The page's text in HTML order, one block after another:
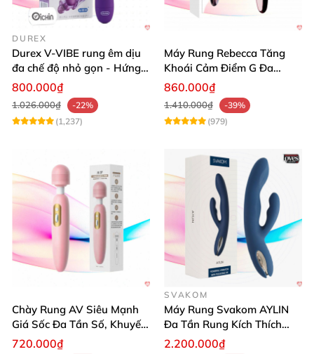
DUREX
Durex V-VIBE rung êm dịu
đa chế độ nhỏ gọn - Hứng
khởi từng phút
800.000₫
1.026.000₫
-22%
(1,237)
Máy Rung Rebecca Tăng
Khoái Cảm Điểm G Đa
Năng Siêu Mạnh
860.000₫
1.410.000₫
-39%
(979)
Chày Rung AV Siêu Mạnh
Giá Sốc Đa Tần Số, Khuyến
Mãi
720.000₫
SVAKOM
Máy Rung Svakom AYLIN
Đa Tần Rung Kích Thích
Mạnh Mẽ
2.200.000₫